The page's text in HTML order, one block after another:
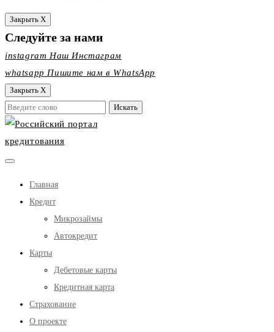
Закрыть X
Следуйте за нами
instagram Наш Инстаграм
whatsapp Пишите нам в WhatsApp
Закрыть X
Главная
Кредит
Микрозаймы
Автокредит
Карты
Дебетовые карты
Кредитная карта
Страхование
О проекте